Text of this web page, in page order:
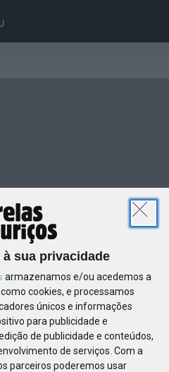
sua privacidade
armazenamos e/ou acedemos a
cookies, e processamos
únicos e informações
para publicidade e
de publicidade e conteúdos,
de serviços. Com a
parceiros poderemos usar